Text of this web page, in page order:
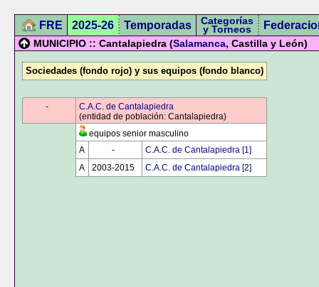
FRE 2025-26 Temporadas Categorías
y Torneos
MUNICIPIO :: Cantalapiedra (Salamanca, Castilla y León)
Sociedades (fondo rojo) y sus equipos (fondo blanco)
-
C.A.C. de Cantalapiedra
(entidad de población: Cantalapiedra)
equipos senior masculino
A
-
C.A.C. de Cantalapiedra [1]
A
2003-2015 C.A.C. de Cantalapiedra [2]